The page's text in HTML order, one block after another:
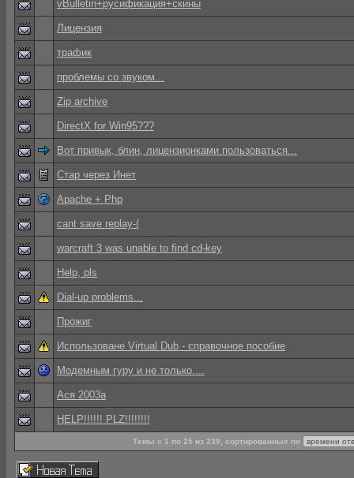
vBulletin+русификация+скины
Лицензия
трафик
проблемы со звуком...
Zip archive
DirectX for Win95???
Вот привык, блин, лицензионками пользоваться...
Стар через Инет
Apache + Php
cant save replay-(
warcraft 3 was unable to find cd-key
Help, pls
Dial-up problems...
Прожиг
Использоване Virtual Dub - справочное пособие
Модемным гуру и не только....
Ася 2003а
HELP!!!!!! PLZ!!!!!!!!
Темы с 1 по 25 из 239, сортированные по